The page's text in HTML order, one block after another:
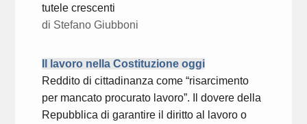
tutele crescenti
di Stefano Giubboni
Il lavoro nella Costituzione oggi
Reddito di cittadinanza come “risarcimento
per mancato procurato lavoro”. Il dovere della
Repubblica di garantire il diritto al lavoro o